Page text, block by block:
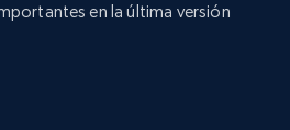
en la última versión